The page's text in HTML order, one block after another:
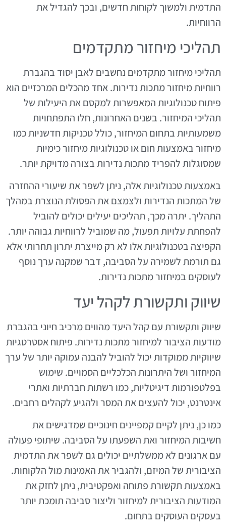
התדמית ולמשוך לקוחות חדשים, ובכך להגדיל את
הרווחיות.
תהליכי מיחזור מתקדמים
תהליכי מיחזור מתקדמים נחשבים לאבן יסוד בהגברת
רווחיות מיחזור מתכות נדירות. אחד מהכלים המרכזיים הוא
פיתוח טכנולוגיות המאפשרות למקסם את היעילות של
תהליכי המיחזור. בשנים האחרונות, חלו התפתחויות
משמעותיות בתחום המיחזור, כולל טכניקות חדשניות כמו
מיחזור באמצעות חום או טכנולוגיות מיחזור כימיות
שמסוגלות להפריד מתכות נדירות בצורה מדויקת יותר.
באמצעות טכנולוגיות אלה, ניתן לשפר את שיעורי ההחזרה
של המתכות הנדירות ולצמצם את הפסולת הנוצרת במהלך
התהליך. יתרה מכך, תהליכים יעילים יכולים להוביל
להפחתת עלויות תפעול, מה שמוביל לרווחיות גבוהה יותר.
הקפיצה בטכנולוגיות אלו לא רק מייצרת יתרון תחרותי אלא
גם תורמת לשמירה על הסביבה, דבר שמקנה ערך נוסף
לעוסקים במיחזור מתכות נדירות.
שיווק ותקשורת לקהל יעד
שיווק ותקשורת עם קהל היעד מהווים מרכיב חיוני בהגברת
מודעות הציבור למיחזור מתכות נדירות. פיתוח אסטרטגיות
שיווקיות ממוקדות יכול להוביל להבנה עמוקה יותר של ערך
המיחזור ושל היתרונות הכלכליים הסמויים. שימוש
בפלטפורמות דיגיטליות, כמו רשתות חברתיות ואתרי
אינטרנט, יכול להעצים את המסר ולהגיע לקהלים רחבים.
כמו כן, ניתן לקיים קמפיינים חינוכיים שמדגישים את
חשיבות המיחזור ואת השפעתו על הסביבה. שיתופי פעולה
עם ארגונים לא ממשלתיים יכולים גם לשפר את התדמית
הציבורית של המיזם, ולהגביר את האמינות מול הלקוחות.
באמצעות תקשורת פתוחה ואפקטיבית, ניתן לחזק את
המודעות הציבורית למיחזור וליצור סביבה תומכת יותר
בעסקים העוסקים בתחום.